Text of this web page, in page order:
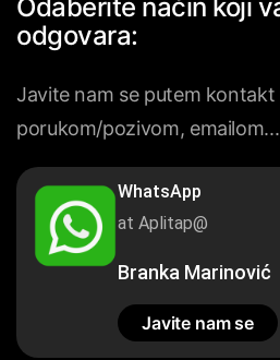
Odaberite način koji
odgovara:
Javite nam se putem
porukom/pozivom, emailom...
WhatsApp
at Aplitap@
Branka Marinović
Javite nam se
Javite nam se